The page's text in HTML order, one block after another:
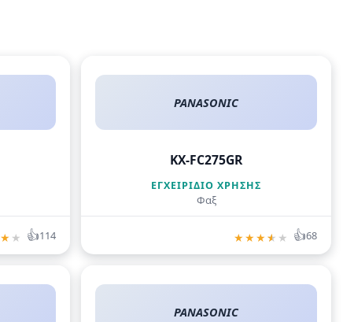
★ ★ 👍114
PANASONIC
KX-FC275GR
ΕΓΧΕΙΡΊΔΙΟ ΧΡΉΣΗΣ
Φαξ
★★★★ ★ 👍68
PANASONIC